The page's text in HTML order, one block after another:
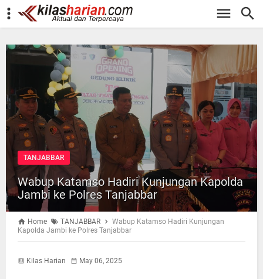
-->
TANJABBAR
Wabup Katamso Hadiri Kunjungan Kapolda
Jambi ke Polres Tanjabbar
Home TANJABBAR
Wabup Katamso Hadiri Kunjungan
Kapolda Jambi ke Polres Tanjabbar
Kilas Harian May 06, 2025